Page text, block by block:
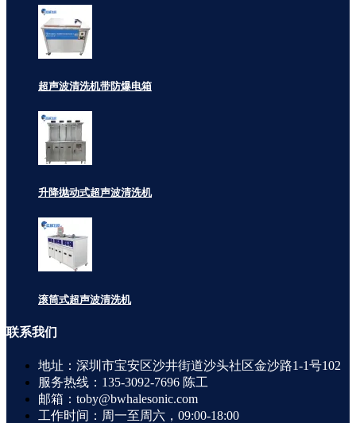
超声波清洗机带防爆电箱
升降抛动式超声波清洗机
滚筒式超声波清洗机
联系我们
地址：深圳市宝安区沙井街道沙头社区金沙路1-1号102
服务热线：135-3092-7696 陈工
邮箱：toby@bwhalesonic.com
工作时间：周一至周六，09:00-18:00